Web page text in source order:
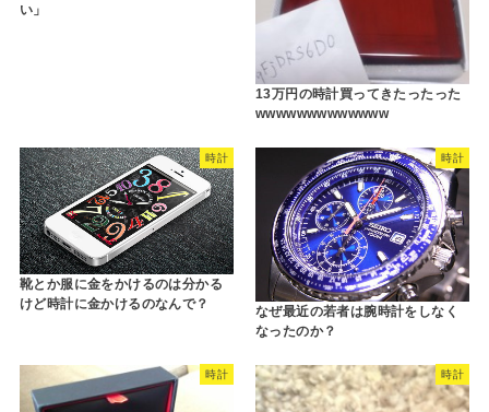
い」
13万円の時計買ってきたったった
wwwwwwwwwwwww
時計
靴とか服に金をかけるのは分かる
けど時計に金かけるのなんで？
時計
なぜ最近の若者は腕時計をしなく
なったのか？
時計 時計